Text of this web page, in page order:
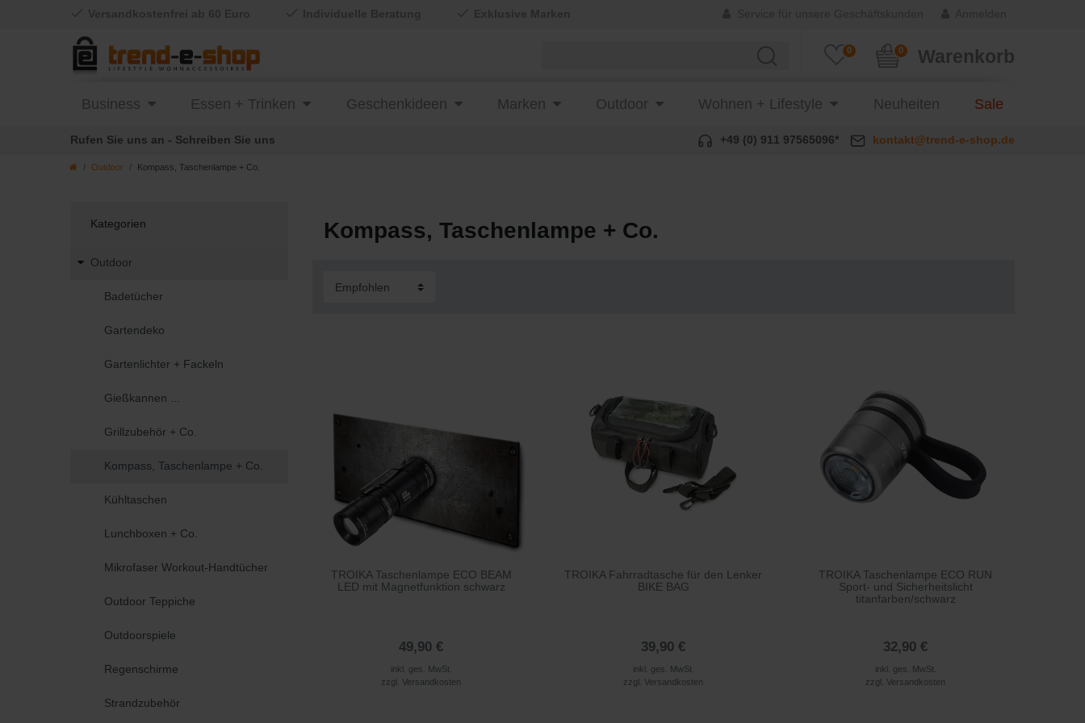
Outdoor Kompass, Taschenlampe + Co.
0 Warenkorb
0
Business Essen + Trinken Geschenkideen Marken Outdoor Wohnen + Lifestyle Neuheiten Sale
Rufen Sie uns an - Schreiben Sie uns +49 (0) 911 97565096* kontakt@trend-e-shop.de
Kategorien
Outdoor
Badetücher
Gartendeko
Gartenlichter + Fackeln
Gießkannen ...
Grillzubehör + Co.
Kompass, Taschenlampe + Co.
Kühltaschen
Lunchboxen + Co.
Mikrofaser Workout-Handtücher
Outdoor Teppiche
Outdoorspiele
Regenschirme
Strandzubehör
Kompass, Taschenlampe + Co.
TROIKA Taschenlampe ECO BEAM
LED mit Magnetfunktion schwarz
49,90 €
inkl. ges. MwSt.
zzgl.Versandkosten
TROIKA Fahrradtasche für den Lenker
BIKE BAG
39,90 €
inkl. ges. MwSt.
zzgl.Versandkosten
TROIKA Taschenlampe ECO RUN
Sport- und Sicherheitslicht
titanfarben/schwarz
32,90 €
inkl. ges. MwSt.
zzgl.Versandkosten